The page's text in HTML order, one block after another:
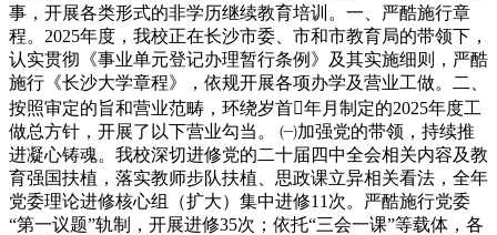
事，开展各类形式的非学历继续教育培训。一、严酷施行章
程。2025年度，我校正在长沙市委、市和市教育局的带领下，
认实贯彻《事业单元登记办理暂行条例》及其实施细则，严酷
施行《长沙大学章程》，依规开展各项办学及营业工做。二、
按照审定的旨和营业范畴，环绕岁首年月制定的2025年度工
做总方针，开展了以下营业勾当。 ㈠加强党的带领，持续推
进凝心铸魂。我校深切进修党的二十届四中全会相关内容及教
育强国扶植，落实教师步队扶植、思政课立异相关看法，全年
党委理论进修核心组（扩大）集中进修11次。严酷施行党委
“第一议题”轨制，开展进修35次；依托“三会一课”等载体，各